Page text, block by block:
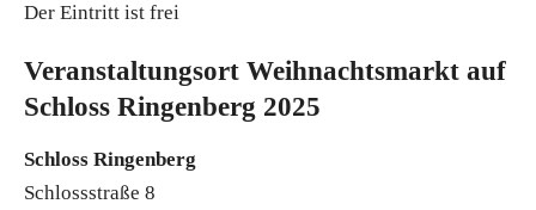
Der Eintritt ist frei
Veranstaltungsort Weihnachtsmarkt auf
Schloss Ringenberg 2025
Schloss Ringenberg
Schlossstraße 8